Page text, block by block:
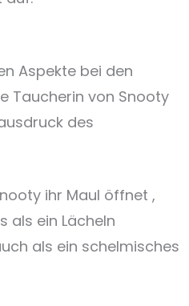
Aspekte bei den
Taucherin von Snooty
des
ihr Maul öffnet ,
als ein Lächeln
als ein schelmisches